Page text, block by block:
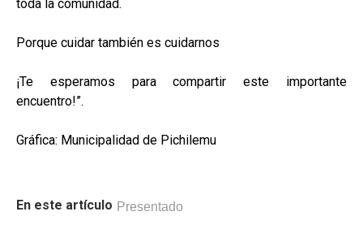
toda la comunidad.
Porque cuidar también es cuidarnos
¡Te esperamos para compartir este importante
encuentro!”.
Gráfica: Municipalidad de Pichilemu
En este artículo Presentado